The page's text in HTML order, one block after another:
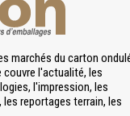
marchés du carton
couvre l'actualité, les
l'impression, les
reportages terrain, les